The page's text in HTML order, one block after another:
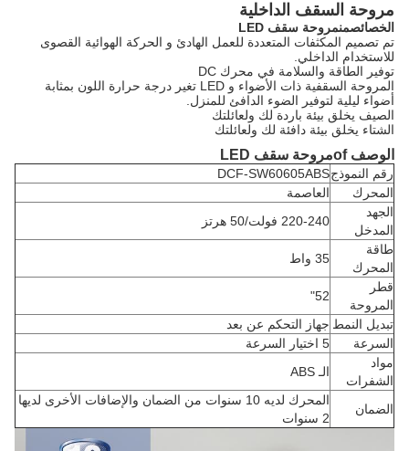
مروحة السقف الداخلية
الخصائصمنمروحة سقف LED
تم تصميم المكثفات المتعددة للعمل الهادئ و الحركة الهوائية القصوى
للاستخدام الداخلي.
توفير الطاقة والسلامة في محرك DC
المروحة السقفية ذات الأضواء و LED تغير درجة حرارة اللون بمثابة
أضواء ليلية لتوفير الضوء الدافئ للمنزل.
الصيف يخلق بيئة باردة لك ولعائلتك
الشتاء يخلق بيئة دافئة لك ولعائلتك
الوصف o f مروحة سقف LED
رقم النموذجDCF-SW60605ABS
المحرك
العاصمة
الجهد
المدخل
220-240 فولت/50 هرتز
طاقة
المحرك
35 واط
قطر
المروحة
52"
تبديل النمطجهاز التحكم عن بعد
السرعة
5 اختيار السرعة
مواد
الشفرات
الـ ABS
الضمان
المحرك لديه 10 سنوات من الضمان والإضافات الأخرى لديها